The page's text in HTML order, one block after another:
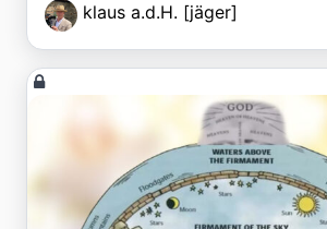
klaus a.d.H. [jäger]